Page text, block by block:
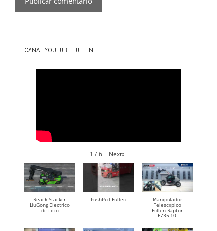
CANAL YOUTUBE FULLEN
1 / 6 Next»
Reach Stacker
LiuGong Electrico
de Litio
PushPull Fullen
Manipulador
Telescópico
Fullen Raptor
F735-10